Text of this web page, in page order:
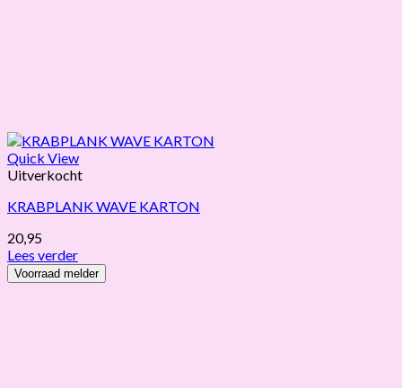
Quick View
Uitverkocht
KRABPLANK WAVE KARTON
20,95
Lees verder
Voorraad melder